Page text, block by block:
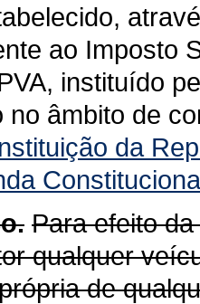
ao Imposto
instituído
no âmbito de
da
Para efeito
qualquer
de